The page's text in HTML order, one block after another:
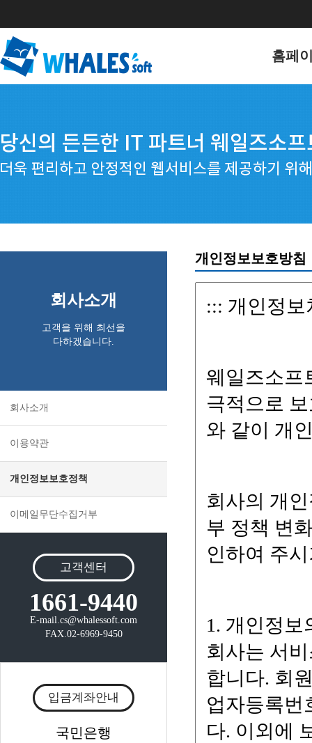
홈페
포트폴
회사소개
고객을 위해 최선을
다하겠습니다.
회사소개
이용약관
개인정보보호정책
이메일무단수집거부
고객센터
1661-9440
E-mail.cs@whalessoft.com
FAX.02-6969-9450
입금계좌안내
국민은행
개인정보보호방침